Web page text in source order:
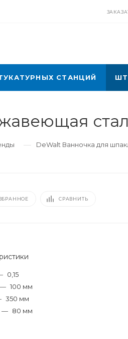
СТАНЦИЙ
— DeWalt Ванночка для
СРАВНИТЬ
0,15
— 100 мм
350 мм
— 80 мм